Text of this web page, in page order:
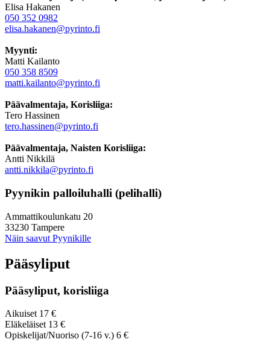
Elisa Hakanen
050 352 0982
elisa.hakanen@pyrinto.fi
Myynti:
Matti Kailanto
050 358 8509
matti.kailanto@pyrinto.fi
Päävalmentaja, Korisliiga:
Tero Hassinen
tero.hassinen@pyrinto.fi
Päävalmentaja, Naisten Korisliiga:
Antti Nikkilä
antti.nikkila@pyrinto.fi
Pyynikin palloiluhalli (pelihalli)
Ammattikoulunkatu 20
33230 Tampere
Näin saavut Pyynikille
Pääsyliput
Pääsyliput, korisliiga
Aikuiset 17 €
Eläkeläiset 13 €
Opiskelijat/Nuoriso (7-16 v.) 6 €